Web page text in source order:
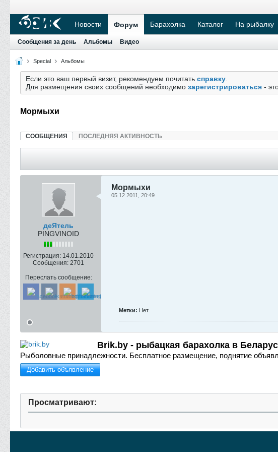
Новости Форум Барахолка Каталог На рыбалку
Сообщения за день Альбомы Видео
Special Альбомы
Если это ваш первый визит, рекомендуем почитать справку
Для размещения своих сообщений необходимо зарегистрироваться -
Мормыхи
СООБЩЕНИЯ ПОСЛЕДНЯЯ АКТИВНОСТЬ
деЯтель
PINGVINOID
Регистрация: 14.01.2010
Сообщения: 2701
Переслать сообщение:
Мормыхи
05.12.2011, 20:49
Метки: Нет
Brik.by - рыбацкая барахолка в
Рыболовные принадлежности. Бесплатное размещение, поднятие
Добавить объявление
Просматривают: